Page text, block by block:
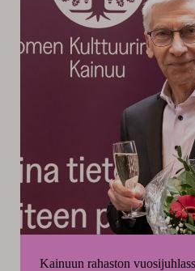
Kainuun rahaston